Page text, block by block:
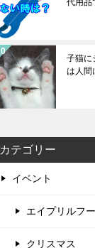
代用品
子猫に
は人間
カテゴリー
イベント
エイプリルフ
クリスマス